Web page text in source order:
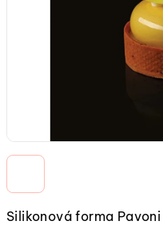
Silikonová forma